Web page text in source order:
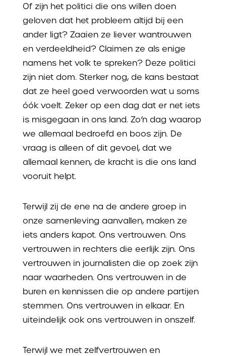
Of zijn het politici die ons willen doen
geloven dat het probleem altijd bij een
ander ligt? Zaaien ze liever wantrouwen
en verdeeldheid? Claimen ze als enige
namens het volk te spreken? Deze politici
zijn niet dom. Sterker nog, de kans bestaat
dat ze heel goed verwoorden wat u soms
óók voelt. Zeker op een dag dat er net iets
is misgegaan in ons land. Zo’n dag waarop
we allemaal bedroefd en boos zijn. De
vraag is alleen of dit gevoel, dat we
allemaal kennen, de kracht is die ons land
vooruit helpt.
Terwijl zij de ene na de andere groep in
onze samenleving aanvallen, maken ze
iets anders kapot. Ons vertrouwen. Ons
vertrouwen in rechters die eerlijk zijn. Ons
vertrouwen in journalisten die op zoek zijn
naar waarheden. Ons vertrouwen in de
buren en kennissen die op andere partijen
stemmen. Ons vertrouwen in elkaar. En
uiteindelijk ook ons vertrouwen in onszelf.
Terwijl we met zelfvertrouwen en